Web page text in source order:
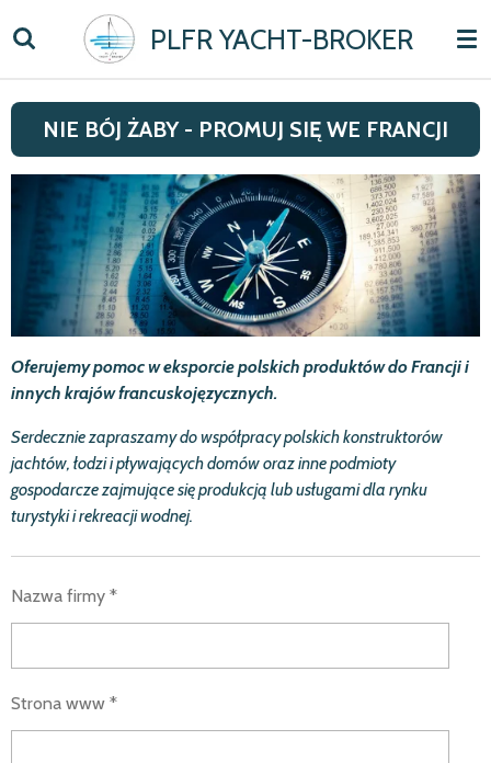
to
content
PLFR YACHT-BROKER
NIE BÓJ ŻABY - PROMUJ SIĘ WE FRANCJI
Oferujemy pomoc w eksporcie polskich produktów do Francji i
innych krajów francuskojęzycznych.
Serdecznie zapraszamy dowspółpracypolskich konstruktorów
jachtów, łodzi i pływających domów oraz inne podmioty
gospodarcze zajmujące się produkcją lub usługami dla rynku
turystyki i rekreacji wodnej.
Nazwa firmy *
Strona www *